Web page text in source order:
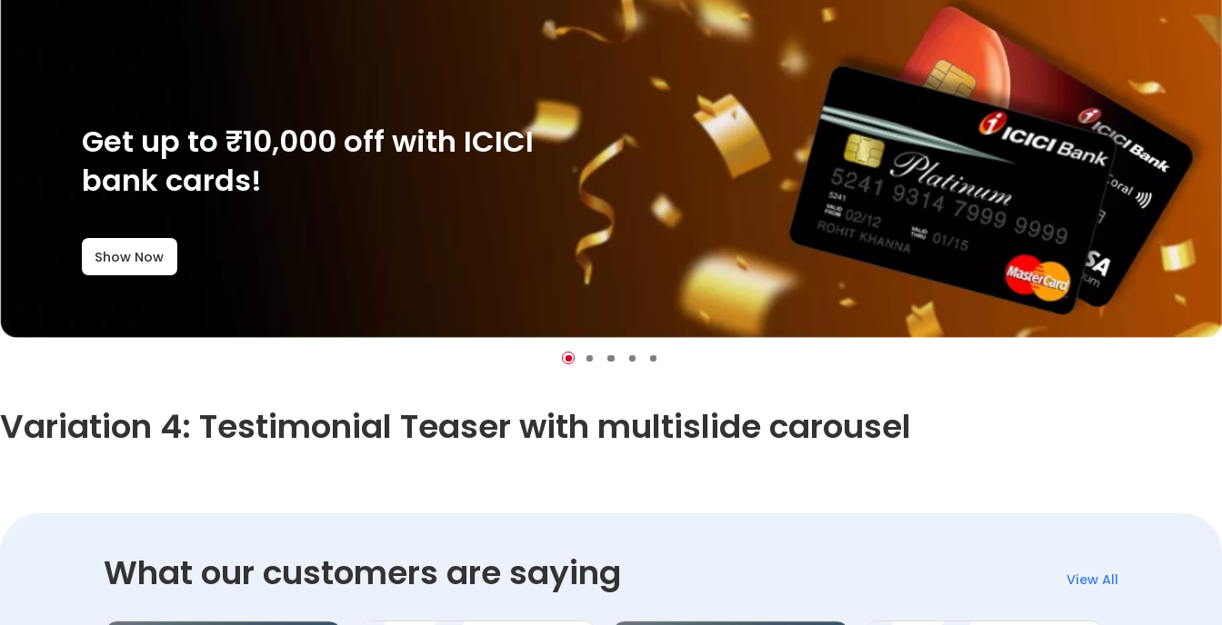
Get up to ₹10,000 off with ICICI
bank cards!
Show Now
Variation 4: Testimonial Teaser with multislide carousel
What our customers are saying View All